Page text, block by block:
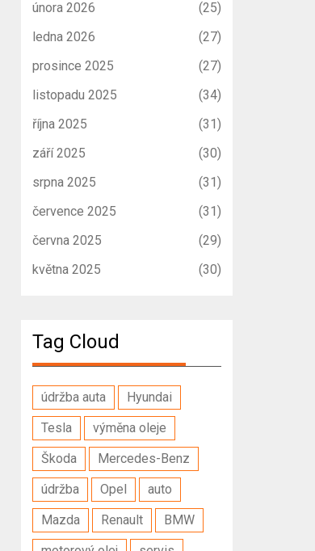
února 2026
(25)
ledna 2026
(27)
prosince 2025
(27)
listopadu 2025
(34)
října 2025
(31)
září 2025
(30)
srpna 2025
(31)
července 2025
(31)
června 2025
(29)
května 2025
(30)
Tag Cloud
údržba auta
Hyundai
Tesla
výměna oleje
Škoda
Mercedes-Benz
údržba
Opel
auto
Mazda
Renault
BMW